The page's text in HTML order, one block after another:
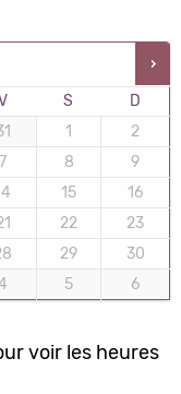
S
D
1
2
7 8
9
15
16
22
23
29
30
5 6
voir les heures